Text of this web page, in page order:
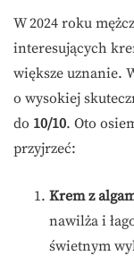
W 2024 roku
interesujących
większe uznanie.
o wysokiej
do 10/10. Oto
przyjrzeć:
Krem z
nawilża i
świetnym